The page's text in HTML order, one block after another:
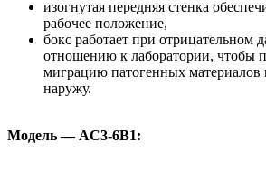
изогнутая передняя стенка
рабочее положение,
бокс работает при отрицательном
отношению к лаборатории, чтобы
миграцию патогенных материалов
наружу.
Модель — AC3-6B1: